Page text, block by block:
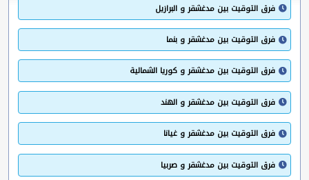
فرق التوقيت بين مدغشقر و البرازيل
فرق التوقيت بين مدغشقر و بنما
فرق التوقيت بين مدغشقر و كوريا الشمالية
فرق التوقيت بين مدغشقر و الهند
فرق التوقيت بين مدغشقر و غيانا
فرق التوقيت بين مدغشقر و صربيا